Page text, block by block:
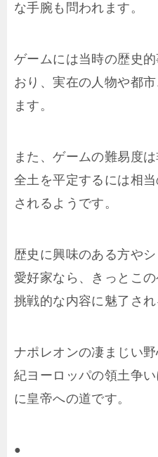
な手腕も問われます。
ゲームには当時の歴史
おり、実在の人物や都
ます。
また、ゲームの難易度
全土を平定するには相
されるようです。
歴史に興味のある方や
愛好家なら、きっとこ
挑戦的な内容に魅了され
ナポレオンの凄まじい
紀ヨーロッパの領土争
に皇帝への道です。
●